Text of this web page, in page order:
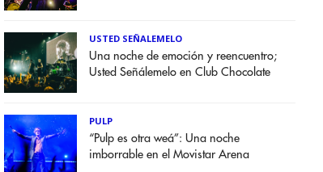
USTED SEÑALEMELO
Una noche de emoción y reencuentro;
Usted Señálemelo en Club Chocolate
PULP
“Pulp es otra weá”: Una noche
imborrable en el Movistar Arena